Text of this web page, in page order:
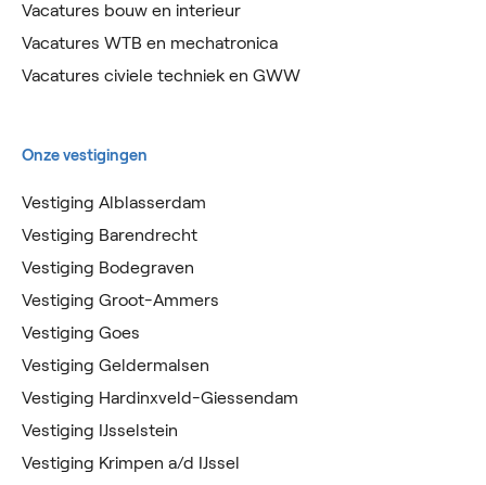
Vacatures bouw en interieur
Vacatures WTB en mechatronica
Vacatures civiele techniek en GWW
Onze vestigingen
Vestiging Alblasserdam
Vestiging Barendrecht
Vestiging Bodegraven
Vestiging Groot-Ammers
Vestiging Goes
Vestiging Geldermalsen
Vestiging Hardinxveld-Giessendam
Vestiging IJsselstein
Vestiging Krimpen a/d IJssel